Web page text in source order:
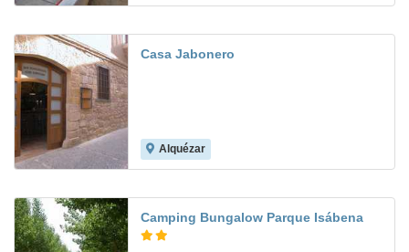
Casa Jabonero
Alquézar
Camping Bungalow Parque Isábena